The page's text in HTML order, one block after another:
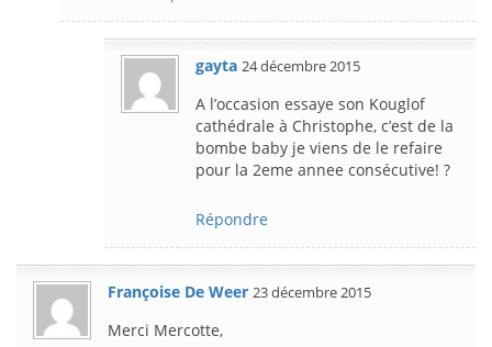
gayta 24 décembre 2015
A l’occasion essaye son Kouglof
cathédrale à Christophe, c’est de la
bombe baby je viens de le refaire
pour la 2eme annee consécutive! ?
Répondre
Françoise De Weer 23 décembre 2015
Merci Mercotte,